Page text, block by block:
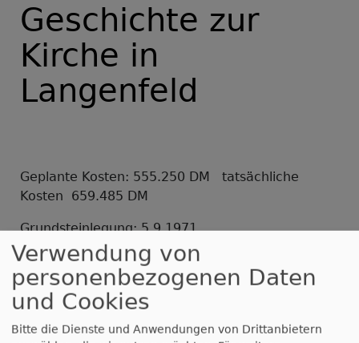
Geschichte zur
Kirche in
Langenfeld
Geplante Kosten: 555.250 DM tatsächliche
Kosten 659.485 DM
Grundsteinlegung: 5.9.1971
26.8.19971 wurde einstimmig beschlossen, dass
die neue Kirche „Jesus-Christus-Kirche“ heißen
soll.
Einweihung: Pfingstsonntag, 21.5.1972 9.00
Verwendung von
personenbezogenen Daten
und Cookies
Bitte die Dienste und Anwendungen von Drittanbietern